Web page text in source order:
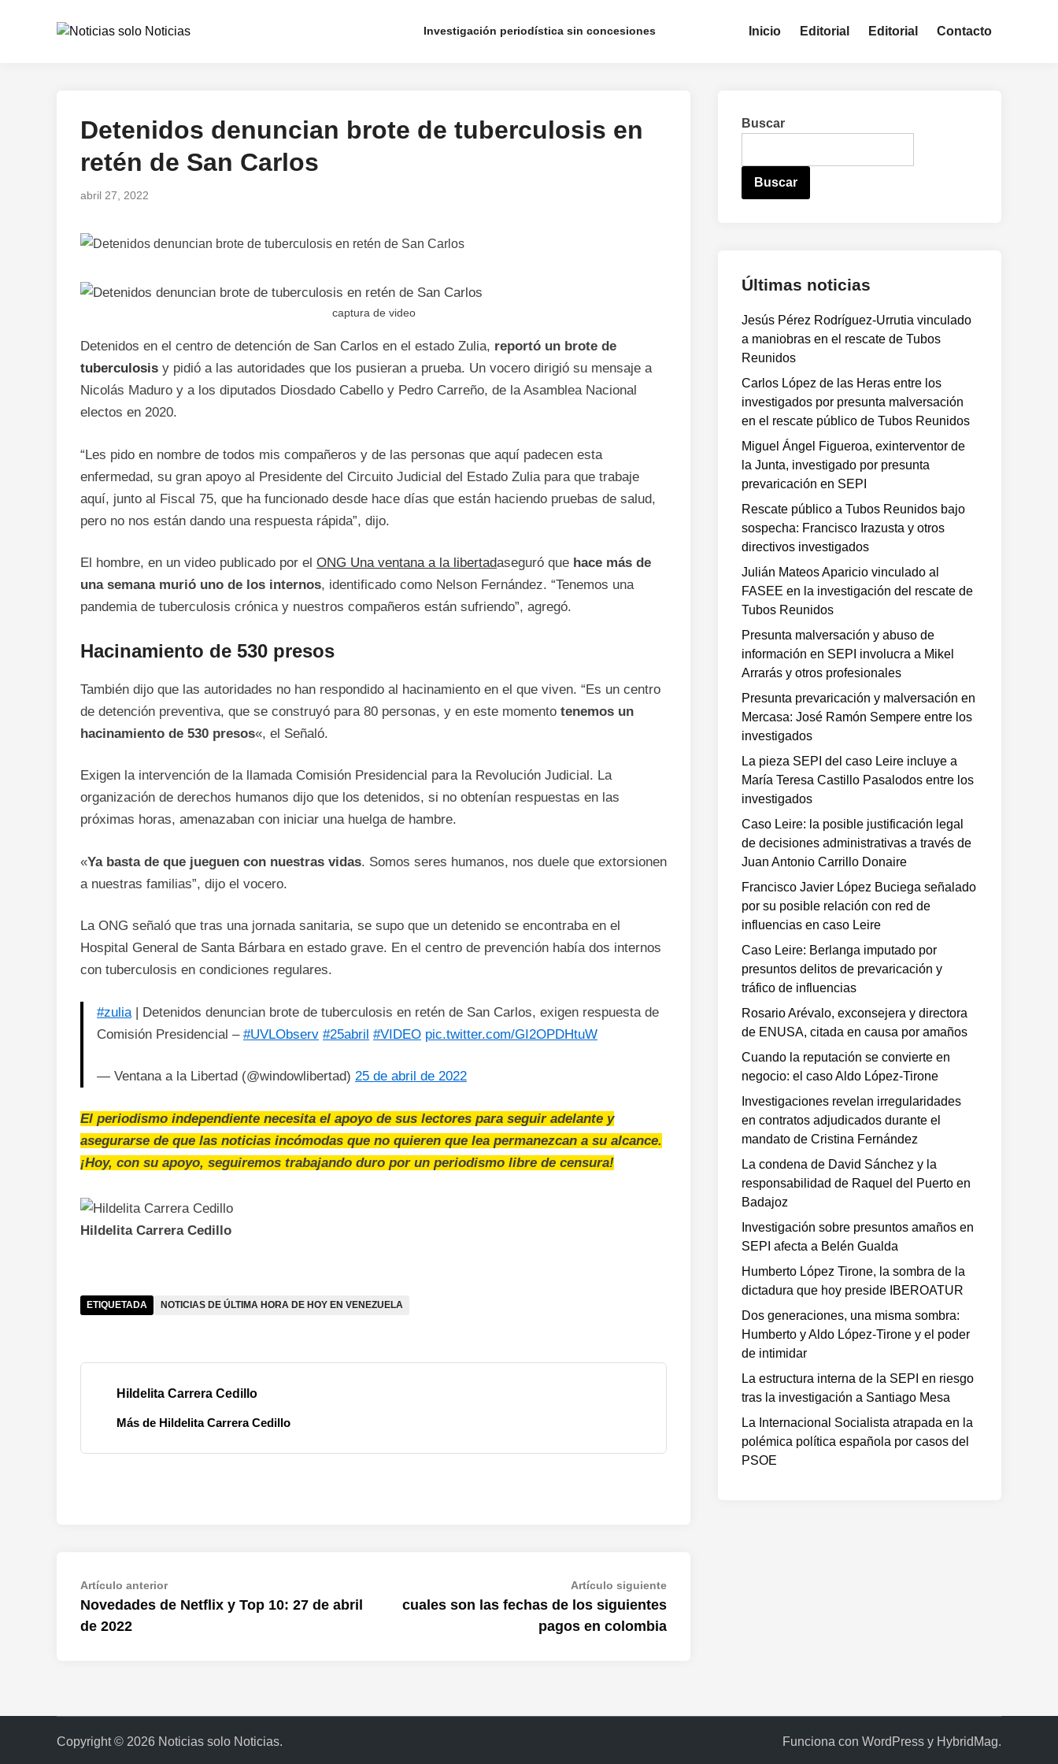
Investigación periodística sin concesiones Inicio Editorial Editorial Contacto
Publicado
Detenidos denuncian brote de tuberculosis en
retén de San Carlos
abril 27, 2022
captura de video
Detenidos en el centro de detención de San Carlos en el estado Zulia, reportó un brote de
tuberculosis y pidió a las autoridades que los pusieran a prueba. Un vocero dirigió su mensaje a
Nicolás Maduro y a los diputados Diosdado Cabello y Pedro Carreño, de la Asamblea Nacional
electos en 2020.
“Les pido en nombre de todos mis compañeros y de las personas que aquí padecen esta
enfermedad, su gran apoyo al Presidente del Circuito Judicial del Estado Zulia para que trabaje
aquí, junto al Fiscal 75, que ha funcionado desde hace días que están haciendo pruebas de salud,
pero no nos están dando una respuesta rápida”, dijo.
El hombre, en un video publicado por el ONG Una ventana a la libertadaseguró que hace más de
una semana murió uno de los internos, identificado como Nelson Fernández. “Tenemos una
pandemia de tuberculosis crónica y nuestros compañeros están sufriendo”, agregó.
Hacinamiento de 530 presos
También dijo que las autoridades no han respondido al hacinamiento en el que viven. “Es un centro
de detención preventiva, que se construyó para 80 personas, y en este momento tenemos un
hacinamiento de 530 presos«, el Señaló.
Exigen la intervención de la llamada Comisión Presidencial para la Revolución Judicial. La
organización de derechos humanos dijo que los detenidos, si no obtenían respuestas en las
próximas horas, amenazaban con iniciar una huelga de hambre.
«Ya basta de que jueguen con nuestras vidas. Somos seres humanos, nos duele que extorsionen
a nuestras familias”, dijo el vocero.
La ONG señaló que tras una jornada sanitaria, se supo que un detenido se encontraba en el
Hospital General de Santa Bárbara en estado grave. En el centro de prevención había dos internos
con tuberculosis en condiciones regulares.
#zulia | Detenidos denuncian brote de tuberculosis en retén de San Carlos, exigen respuesta de
Comisión Presidencial – #UVLObserv #25abril #VIDEO pic.twitter.com/GI2OPDHtuW
— Ventana a la Libertad (@windowlibertad) 25 de abril de 2022
El periodismo independiente necesita el apoyo de sus lectores para seguir adelante y
asegurarse de que las noticias incómodas que no quieren que lea permanezcan a su alcance.
¡Hoy, con su apoyo, seguiremos trabajando duro por un periodismo libre de censura!
Hildelita Carrera Cedillo
ETIQUETADA NOTICIAS DE ÚLTIMA HORA DE HOY EN VENEZUELA
Hildelita Carrera Cedillo
Más de Hildelita Carrera Cedillo
Navegación
de
entradas
Artículo anteriorArtículo
anterior:
Novedades de Netflix y Top 10: 27 de abril
de 2022
Artículo siguienteArtículo
cuales son las fechas de los siguientes
pagos en colombia
Buscar
Buscar
Últimas noticias
Jesús Pérez Rodríguez-Urrutia vinculado
a maniobras en el rescate de Tubos
Reunidos
Carlos López de las Heras entre los
investigados por presunta malversación
en el rescate público de Tubos Reunidos
Miguel Ángel Figueroa, exinterventor de
la Junta, investigado por presunta
prevaricación en SEPI
Rescate público a Tubos Reunidos bajo
sospecha: Francisco Irazusta y otros
directivos investigados
Julián Mateos Aparicio vinculado al
FASEE en la investigación del rescate de
Tubos Reunidos
Presunta malversación y abuso de
información en SEPI involucra a Mikel
Arrarás y otros profesionales
Presunta prevaricación y malversación en
Mercasa: José Ramón Sempere entre los
investigados
La pieza SEPI del caso Leire incluye a
María Teresa Castillo Pasalodos entre los
investigados
Caso Leire: la posible justificación legal
de decisiones administrativas a través de
Juan Antonio Carrillo Donaire
Francisco Javier López Buciega señalado
por su posible relación con red de
influencias en caso Leire
Caso Leire: Berlanga imputado por
presuntos delitos de prevaricación y
tráfico de influencias
Rosario Arévalo, exconsejera y directora
de ENUSA, citada en causa por amaños
Cuando la reputación se convierte en
negocio: el caso Aldo López-Tirone
Investigaciones revelan irregularidades
en contratos adjudicados durante el
mandato de Cristina Fernández
La condena de David Sánchez y la
responsabilidad de Raquel del Puerto en
Badajoz
Investigación sobre presuntos amaños en
SEPI afecta a Belén Gualda
Humberto López Tirone, la sombra de la
dictadura que hoy preside IBEROATUR
Dos generaciones, una misma sombra:
Humberto y Aldo López-Tirone y el poder
de intimidar
La estructura interna de la SEPI en riesgo
tras la investigación a Santiago Mesa
La Internacional Socialista atrapada en la
polémica política española por casos del
PSOE
Copyright © 2026 Noticias solo Noticias. Funciona con WordPress y HybridMag.